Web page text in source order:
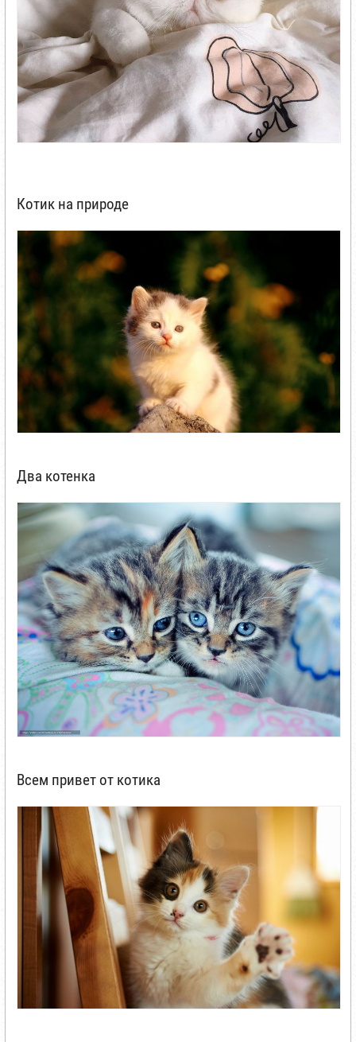
Котик на природе
Два котенка
Всем привет от котика